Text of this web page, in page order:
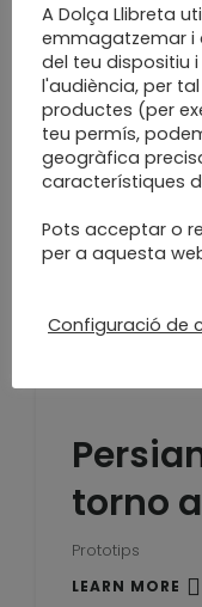
LEARN MORE
torno
Prototips
LEARN MORE
A Dolça Llibreta
emmagatzemar i
del teu dispositiu
l'audiència, per
productes (per
teu permís,
geogràfica
característiques
Pots acceptar o
per a aquesta
Configuració de